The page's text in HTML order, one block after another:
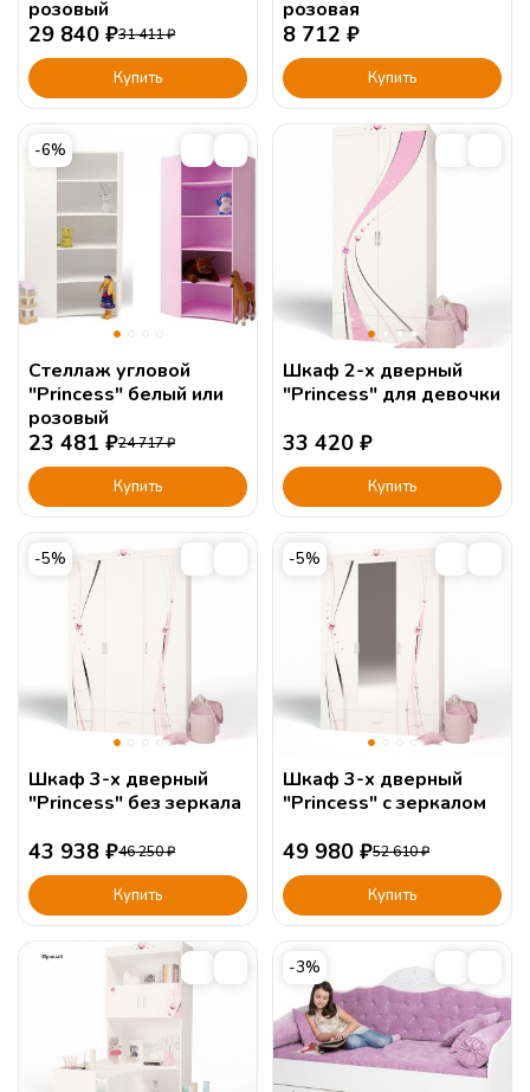
розовый
29 840 ₽31 411₽
Купить
розовая
8 712 ₽
Купить
-6%
Стеллаж угловой
"Princess" белый или
розовый
23 481 ₽24 717₽
Купить
Шкаф 2-х дверный
"Princess" для девочки
33 420 ₽
Купить
-5%
Шкаф 3-х дверный
"Princess" без зеркала
43 938 ₽46 250₽
Купить
-5%
Шкаф 3-х дверный
"Princess" с зеркалом
49 980 ₽52 610₽
Купить
-3%